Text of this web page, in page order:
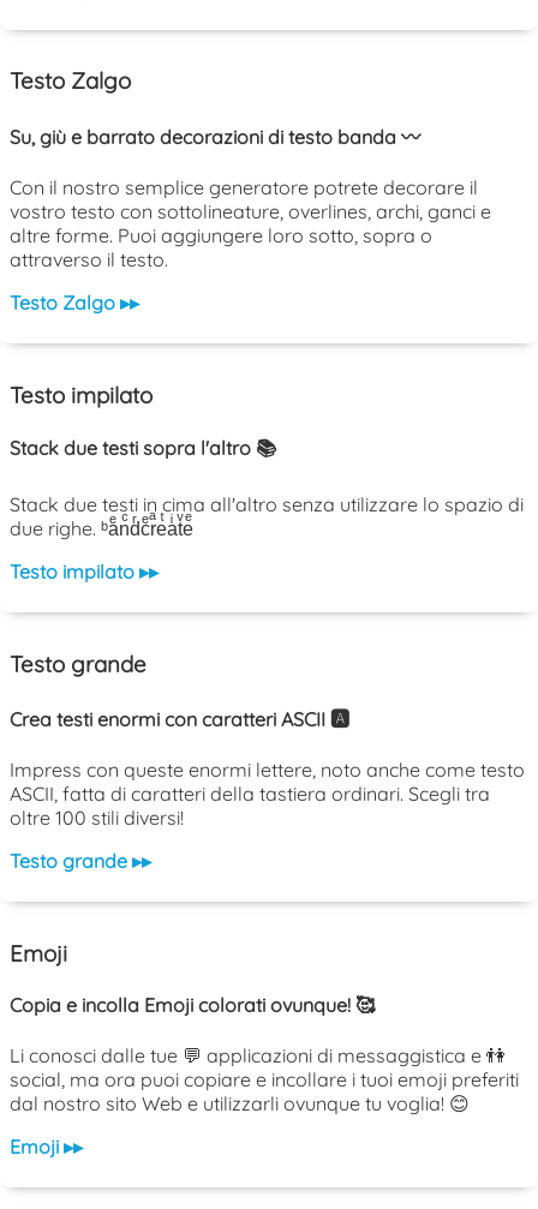
Testo Zalgo
Su, giù e barrato decorazioni di testo banda 〰️
Con il nostro semplice generatore potrete decorare il
vostro testo con sottolineature, overlines, archi, ganci e
altre forme. Puoi aggiungere loro sotto, sopra o
attraverso il testo.
Testo Zalgo ▸▸
Testo impilato
Stack due testi sopra l'altro 📚
Stack due testi in cima all'altro senza utilizzare lo spazio di
due righe. ᵇaͤnͨdͬcͤrͣeͭaͥtͮeͤ
Testo impilato ▸▸
Testo grande
Crea testi enormi con caratteri ASCII 🅰️
Impress con queste enormi lettere, noto anche come testo
ASCII, fatta di caratteri della tastiera ordinari. Scegli tra
oltre 100 stili diversi!
Testo grande ▸▸
Emoji
Copia e incolla Emoji colorati ovunque! 🥰
Li conosci dalle tue 💬 applicazioni di messaggistica e 👫
social, ma ora puoi copiare e incollare i tuoi emoji preferiti
dal nostro sito Web e utilizzarli ovunque tu voglia! 😊
Emoji ▸▸